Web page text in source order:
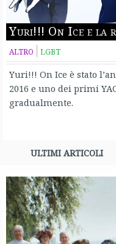
Yuri!!! On Ice e la
ALTRO LGBT
Yuri!!! On Ice è stato
2016 e uno dei primi
gradualmente.
ULTIMI ARTICOLI